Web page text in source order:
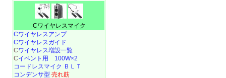
Cワイヤレスマイク
Cワイヤレスアンプ
Cワイヤレスガイド
Cワイヤレス増設一覧
Cイベント用 100W×2
コードレスマイク ＢＬＴ
コンデンサ型 売れ筋